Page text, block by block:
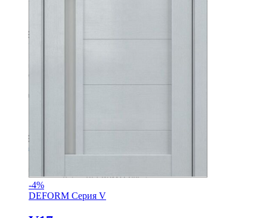
-4%
DEFORM Серия V